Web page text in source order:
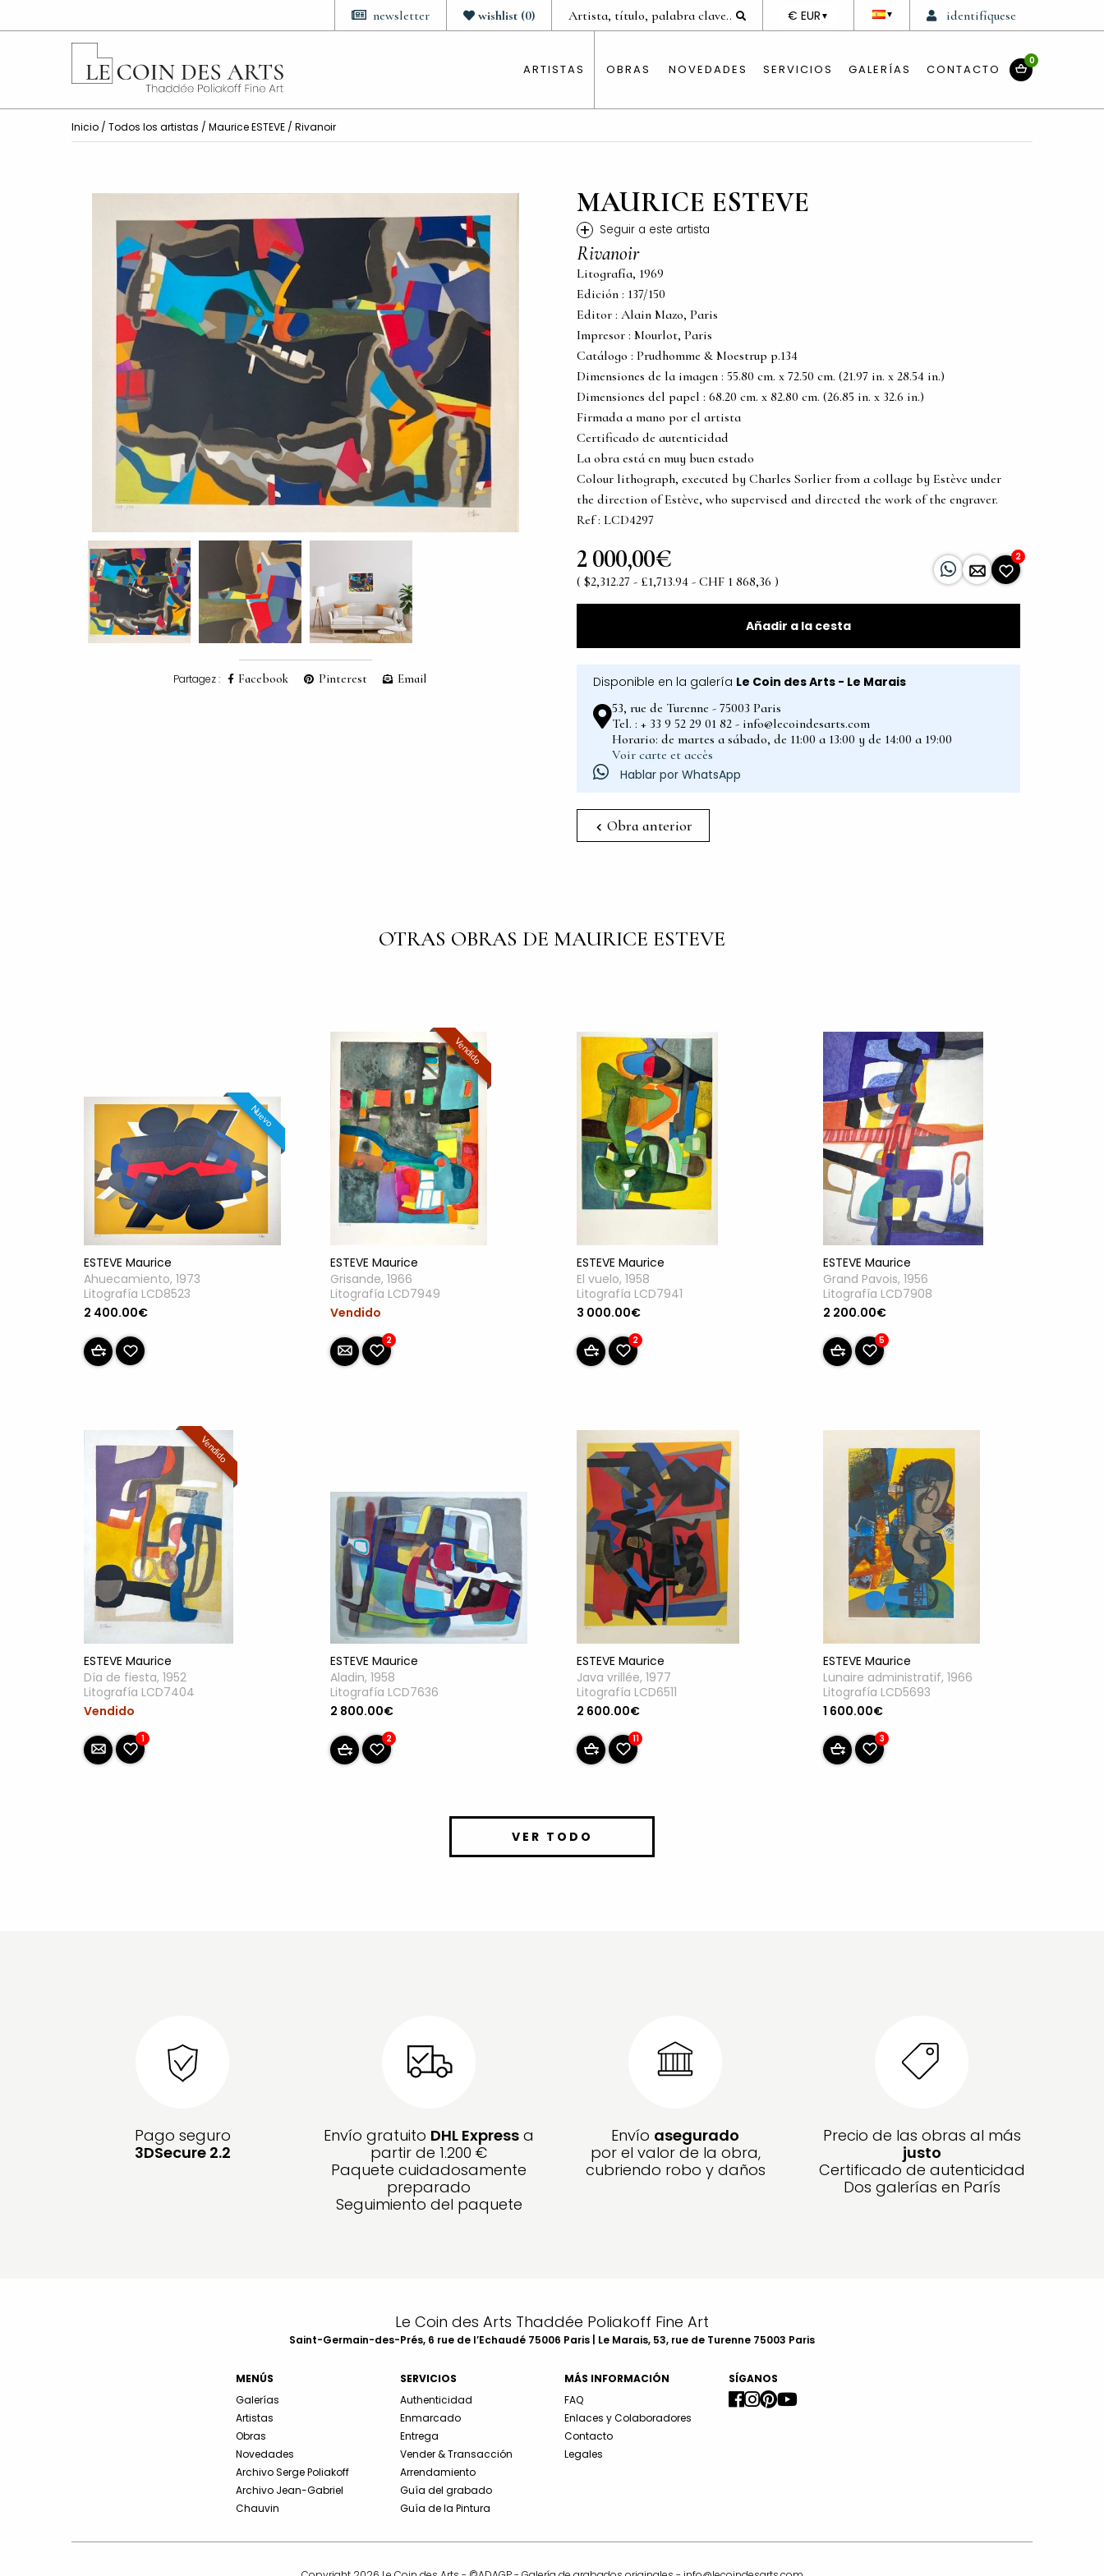
identifíquese
▼
DEVISE
€ EUR ▼
wishlist (0)
newsletter
ARTISTAS OBRAS NOVEDADES SERVICIOS GALERÍAS CONTACTO
0
Inicio / Todos los artistas / Maurice ESTEVE / Rivanoir
Partagez : Facebook Pinterest Email
MAURICE ESTEVE
+ Seguir a este artista
Rivanoir
Litografía, 1969
Edición : 137/150
Editor : Alain Mazo, Paris
Impresor : Mourlot, Paris
Catálogo : Prudhomme & Moestrup p.134
Dimensiones de la imagen : 55.80 cm. x 72.50 cm. (21.97 in. x 28.54 in.)
Dimensiones del papel : 68.20 cm. x 82.80 cm. (26.85 in. x 32.6 in.)
Firmada a mano por el artista
Certificado de autenticidad
La obra está en muy buen estado
Colour lithograph, executed by Charles Sorlier from a collage by Estève under
the direction of Estève, who supervised and directed the work of the engraver.
Ref : LCD4297
2 000,00€
( $2,312.27 - £1,713.94 - CHF 1 868,36 )
2
Añadir a la cesta
Disponible en la galería Le Coin des Arts - Le Marais
53, rue de Turenne - 75003 Paris
Tel. : + 33 9 52 29 01 82 - info@lecoindesarts.com
Horario: de martes a sábado, de 11:00 a 13:00 y de 14:00 a 19:00
Voir carte et accès
Hablar por WhatsApp
Obra anterior
OTRAS OBRAS DE MAURICE ESTEVE
Nuevo
ESTEVE Maurice
Ahuecamiento, 1973
Litografía LCD8523
2 400.00€
Vendido
ESTEVE Maurice
Grisande, 1966
Litografía LCD7949
Vendido
2
ESTEVE Maurice
El vuelo, 1958
Litografía LCD7941
3 000.00€
2
ESTEVE Maurice
Grand Pavois, 1956
Litografía LCD7908
2 200.00€
5
Vendido
ESTEVE Maurice
Día de fiesta, 1952
Litografía LCD7404
Vendido
1
ESTEVE Maurice
Aladin, 1958
Litografía LCD7636
2 800.00€
2
ESTEVE Maurice
Java vrillée, 1977
Litografía LCD6511
2 600.00€
11
ESTEVE Maurice
Lunaire administratif, 1966
Litografía LCD5693
1 600.00€
3
VER TODO
Pago seguro
3DSecure 2.2
Envío gratuito DHL Express a
partir de 1.200 €
Paquete cuidadosamente
preparado
Seguimiento del paquete
Envío asegurado
por el valor de la obra,
cubriendo robo y daños
Precio de las obras al más
justo
Certificado de autenticidad
Dos galerías en París
Le Coin des Arts Thaddée Poliakoff Fine Art
Saint-Germain-des-Prés, 6 rue de l’Echaudé 75006 Paris | Le Marais, 53, rue de Turenne 75003 Paris
MENÚS
Galerías
Artistas
Obras
Novedades
Archivo Serge Poliakoff
Archivo Jean-Gabriel
Chauvin
SERVICIOS
Authenticidad
Enmarcado
Entrega
Vender & Transacción
Arrendamiento
Guía del grabado
Guía de la Pintura
MÁS INFORMACIÓN
FAQ
Enlaces y Colaboradores
Contacto
Legales
SÍGANOS